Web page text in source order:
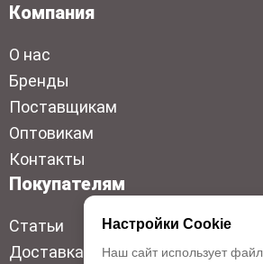
Компания
О нас
Бренды
Поставщикам
Оптовикам
Контакты
Покупателям
Статьи
Доставка
Настройки Cookie
Наш сайт использует